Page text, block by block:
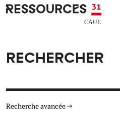
Aller au contenu principal
CAUE RESSOURCES 31
RECHERCHER
Recherche avancée